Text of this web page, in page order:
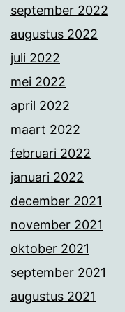
september 2022
augustus 2022
juli 2022
mei 2022
april 2022
maart 2022
februari 2022
januari 2022
december 2021
november 2021
oktober 2021
september 2021
augustus 2021